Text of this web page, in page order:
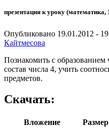
презентация к уроку (математика,
Опубликовано 19.01.2012 -
Кайтмесова
Познакомить с
состав числа 4, учить
предметов.
Скачать:
Вложение
Размер